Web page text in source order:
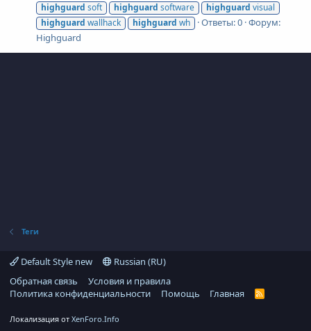
highguard soft highguard software highguard visual
highguard wallhack highguard wh Ответы: 0 Форум:
Highguard
Теги
Default Style new
Russian (RU)
Обратная связь
Условия и правила
Политика конфиденциальности
Помощь Главная
R
Локализация от XenForo.Info